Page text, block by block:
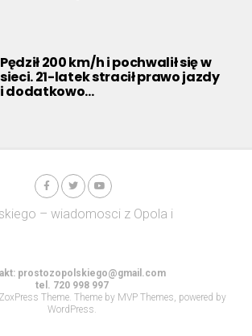
Pędził 200 km/h i pochwalił się w
sieci. 21-latek stracił prawo jazdy
i dodatkowo…
prostozopolskiego@gmail.com
tel. 720 998 997
Theme. Theme by MVP Themes, powered by
WordPress.